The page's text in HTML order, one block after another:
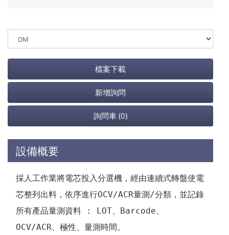
檔案下載
新增詢問
詢問車 (0)
設備概要
採人工作業將電芯投入分選機，經由連續式轉盤使電
芯整列出料，依序進行OCV/ACR量測/分類，並記錄
所有產品量測資料 : LOT、Barcode、
OCV/ACR、極性、量測時間。